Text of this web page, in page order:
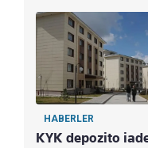
HABERLER
KYK depozito